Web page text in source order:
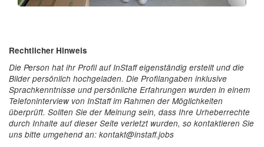
Rechtlicher Hinweis
Die Person hat ihr Profil auf InStaff eigenständig erstellt und die
Bilder persönlich hochgeladen. Die Profilangaben inklusive
Sprachkenntnisse und persönliche Erfahrungen wurden in einem
Telefoninterview von InStaff im Rahmen der Möglichkeiten
überprüft. Sollten Sie der Meinung sein, dass Ihre Urheberrechte
durch Inhalte auf dieser Seite verletzt wurden, so kontaktieren Sie
uns bitte umgehend an: kontakt@instaff.jobs